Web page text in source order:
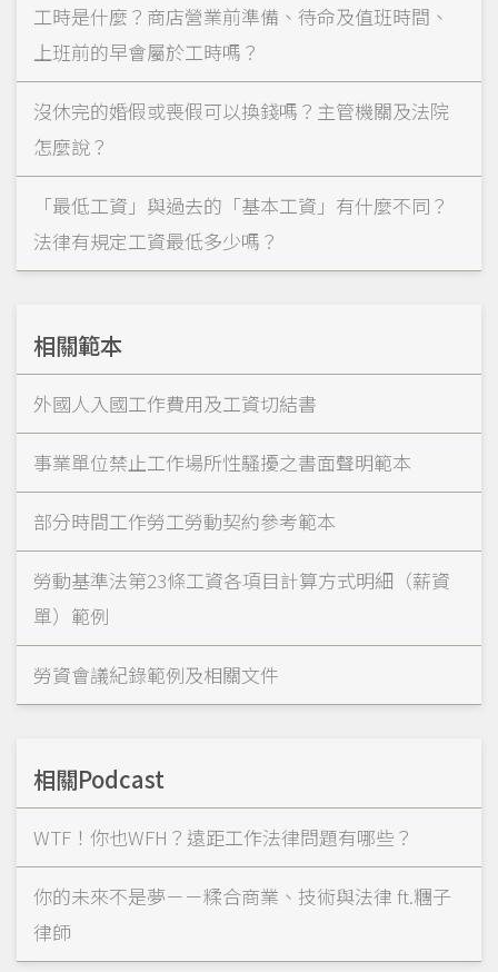
工時是什麼？商店營業前準備、待命及值班時間、
上班前的早會屬於工時嗎？
沒休完的婚假或喪假可以換錢嗎？主管機關及法院
怎麼說？
「最低工資」與過去的「基本工資」有什麼不同？
法律有規定工資最低多少嗎？
相關範本
外國人入國工作費用及工資切結書
事業單位禁止工作場所性騷擾之書面聲明範本
部分時間工作勞工勞動契約參考範本
勞動基準法第23條工資各項目計算方式明細（薪資
單）範例
勞資會議紀錄範例及相關文件
相關Podcast
WTF！你也WFH？遠距工作法律問題有哪些？
你的未來不是夢－－糅合商業、技術與法律 ft.糰子
律師